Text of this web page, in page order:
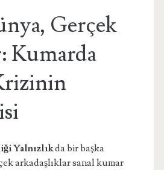
Gerçek
Kumarda
Yalnızlıkda bir başka
arkadaşlıklar sanal kumar